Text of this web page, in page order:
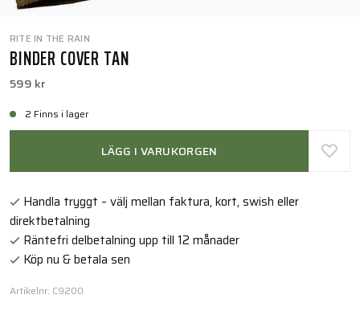
RITE IN THE RAIN
BINDER COVER TAN
599 kr
2 Finns i lager
LÄGG I VARUKORGEN
Handla tryggt – välj mellan faktura, kort, swish eller
direktbetalning
Räntefri delbetalning upp till 12 månader
Köp nu & betala sen
Artikelnr: C9200